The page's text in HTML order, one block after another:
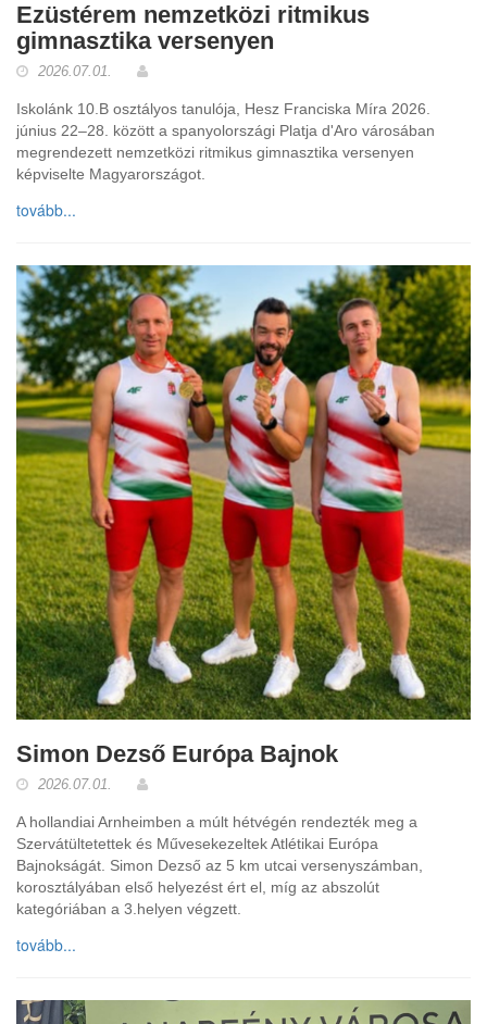
Ezüstérem nemzetközi ritmikus
gimnasztika versenyen
2026.07.01.
Iskolánk 10.B osztályos tanulója, Hesz Franciska Míra 2026.
június 22–28. között a spanyolországi Platja d'Aro városában
megrendezett nemzetközi ritmikus gimnasztika versenyen
képviselte Magyarországot.
tovább...
Simon Dezső Európa Bajnok
2026.07.01.
A hollandiai Arnheimben a múlt hétvégén rendezték meg a
Szervátültetettek és Művesekezeltek Atlétikai Európa
Bajnokságát. Simon Dezső az 5 km utcai versenyszámban,
korosztályában első helyezést ért el, míg az abszolút
kategóriában a 3.helyen végzett.
tovább...